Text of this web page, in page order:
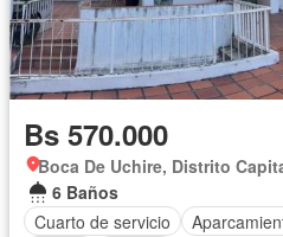
Bs 570.000
Boca De Uchire, Distrito
6 Baños
Cuarto de servicio